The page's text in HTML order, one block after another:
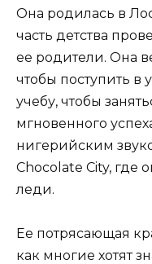
Она родилась в
часть детства
ее родители. Она
чтобы поступить в
учебу, чтобы
мгновенного
нигерийским
Chocolate City, где
леди.
Ее потрясающая
как многие хотят